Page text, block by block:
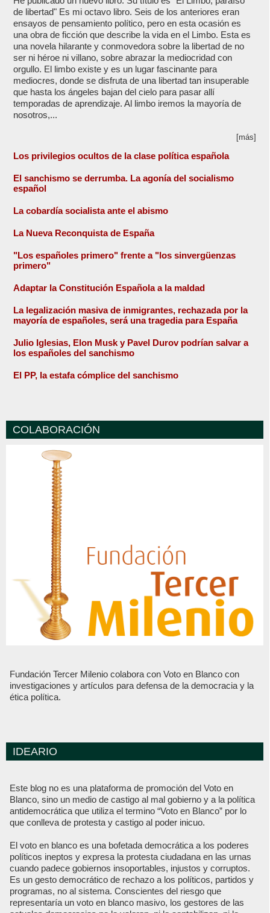
de libertad" Es mi octavo libro. Seis de los anteriores eran
ensayos de pensamiento político, pero en esta ocasión es
una obra de ficción que describe la vida en el Limbo. Esta es
una novela hilarante y conmovedora sobre la libertad de no
ser ni héroe ni villano, sobre abrazar la mediocridad con
orgullo. El limbo existe y es un lugar fascinante para
mediocres, donde se disfruta de una libertad tan insuperable
que hasta los ángeles bajan del cielo para pasar allí
temporadas de aprendizaje. Al limbo iremos la mayoría de
nosotros,...
[más]
Los privilegios ocultos de la clase política española
El sanchismo se derrumba. La agonía del socialismo
español
La cobardía socialista ante el abismo
La Nueva Reconquista de España
"Los españoles primero" frente a "los sinvergüenzas
primero"
Adaptar la Constitución Española a la maldad
La legalización masiva de inmigrantes, rechazada por la
mayoría de españoles, será una tragedia para España
Julio Iglesias, Elon Musk y Pavel Durov podrían salvar a
los españoles del sanchismo
El PP, la estafa cómplice del sanchismo
COLABORACIÓN
Fundación Tercer Milenio colabora con Voto en Blanco con
investigaciones y artículos para defensa de la democracia y la
ética política.
IDEARIO
Este blog no es una plataforma de promoción del Voto en
Blanco, sino un medio de castigo al mal gobierno y a la política
antidemocrática que utiliza el termino “Voto en Blanco” por lo
que conlleva de protesta y castigo al poder inicuo.
El voto en blanco es una bofetada democrática a los poderes
políticos ineptos y expresa la protesta ciudadana en las urnas
cuando padece gobiernos insoportables, injustos y corruptos.
Es un gesto democrático de rechazo a los políticos, partidos y
programas, no al sistema. Conscientes del riesgo que
representaría un voto en blanco masivo, los gestores de las